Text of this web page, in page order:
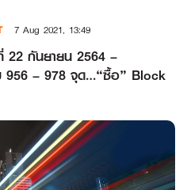
7 Aug 2021, 13:49
22 กันยายน 2564 –
956 – 978 จุด…“ซื้อ” Block